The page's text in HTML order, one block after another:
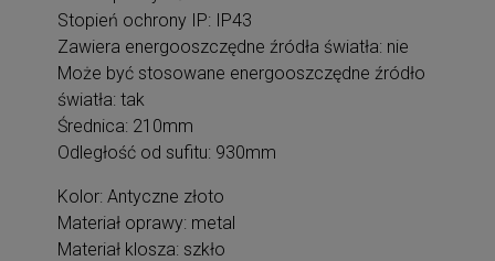
Stopień ochrony IP: IP43
Zawiera energooszczędne źródła światła: nie
Może być stosowane energooszczędne źródło
światła: tak
Średnica: 210mm
Odległość od sufitu: 930mm
Kolor: Antyczne złoto
Materiał oprawy: metal
Materiał klosza: szkło